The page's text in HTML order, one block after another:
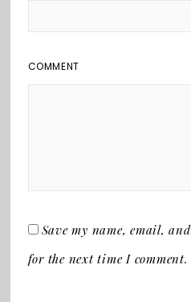
COMMENT
Save my name, email,
for the next time I comment.